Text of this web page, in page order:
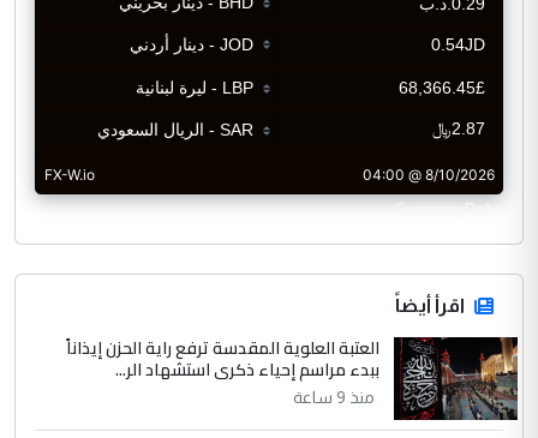
CurrencyRate
اقرأ أيضاً
العتبة العلوية المقدسة ترفع راية الحزن إيذاناً
ببدء مراسم إحياء ذكرى استشهاد الر...
منذ 9 ساعة